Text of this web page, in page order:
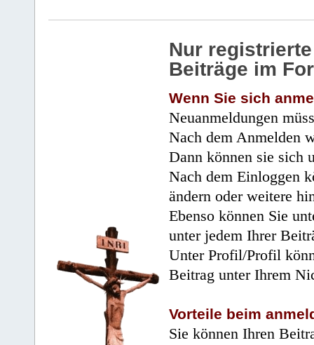
Nur
Beiträge im
Wenn Sie sich
Neuanmeldungen
Nach dem Anmelden
Dann können sie sich
Nach dem Einloggen
ändern oder weitere
Ebenso können Sie
unter jedem Ihrer
Unter Profil/Profil
Beitrag unter Ihrem
Vorteile beim
Sie können Ihren